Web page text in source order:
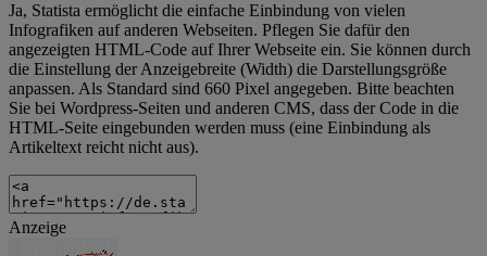
Ja, Statista ermöglicht die einfache Einbindung von vielen
Infografiken auf anderen Webseiten. Pflegen Sie dafür den
angezeigten HTML-Code auf Ihrer Webseite ein. Sie können durch
die Einstellung der Anzeigebreite (Width) die Darstellungsgröße
anpassen. Als Standard sind 660 Pixel angegeben. Bitte beachten
Sie bei Wordpress-Seiten und anderen CMS, dass der Code in die
HTML-Seite eingebunden werden muss (eine Einbindung als
Artikeltext reicht nicht aus).
Anzeige